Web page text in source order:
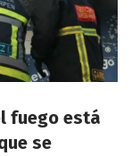
fuego está
se